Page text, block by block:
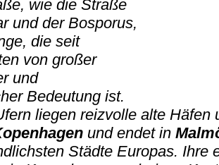
wie die Straße
und der Bosporus,
die seit
von großer
und
Bedeutung ist.
liegen reizvolle alte Häfen
und endet in
Städte Europas. Ihre